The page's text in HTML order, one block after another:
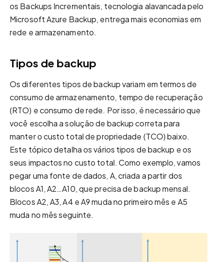
os Backups Incrementais, tecnologia alavancada pelo
Microsoft Azure Backup, entrega mais economias em
rede e armazenamento.
Tipos de backup
Os diferentes tipos de backup variam em termos de
consumo de armazenamento, tempo de recuperação
(RTO) e consumo de rede. Por isso, é necessário que
você escolha a solução de backup correta para
manter o custo total de propriedade (TCO) baixo.
Este tópico detalha os vários tipos de backup e os
seus impactos no custo total. Como exemplo, vamos
pegar uma fonte de dados, A, criada a partir dos
blocos A1, A2…A10, que precisa de backup mensal.
Blocos A2, A3, A4 e A9 muda no primeiro mês e A5
muda no mês seguinte.